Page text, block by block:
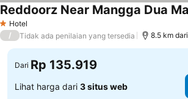
1 Bintang
Hotel
Reddoorz Near Mangga Dua
/ Tidak ada penilaian yang tersedia 8.5 km
Dari Rp 135.919
Lihat harga dari 3 situs web